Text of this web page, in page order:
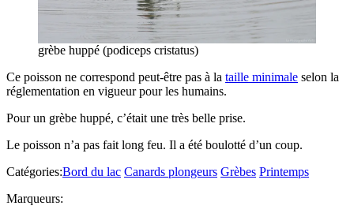
grèbe huppé (podiceps cristatus)
Ce poisson ne correspond peut-être pas à la taille minimale selon la
réglementation en vigueur pour les humains.
Pour un grèbe huppé, c’était une très belle prise.
Le poisson n’a pas fait long feu. Il a été boulotté d’un coup.
Catégories:Bord du lac Canards plongeurs Grèbes Printemps
Marqueurs: